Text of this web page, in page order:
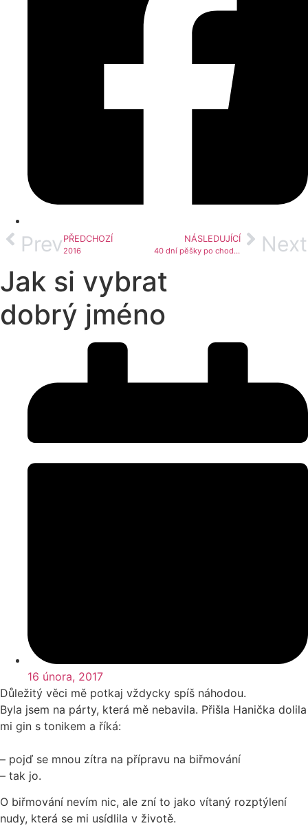
Prev PŘEDCHOZÍ
2016
NÁSLEDUJÍCÍ
40 dní pěšky po chodbě na Lize Next
Jak si vybrat
dobrý jméno
16 února, 2017
Důležitý věci mě potkaj vždycky spíš náhodou.
Byla jsem na párty, která mě nebavila. Přišla Hanička dolila
mi gin s tonikem a říká:
– pojď se mnou zítra na přípravu na biřmování
– tak jo.
O biřmování nevím nic, ale zní to jako vítaný rozptýlení
nudy, která se mi usídlila v životě.